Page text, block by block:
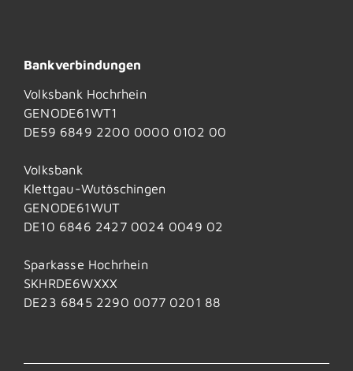
Bankverbindungen
Volksbank Hochrhein
GENODE61WT1
DE59 6849 2200 0000 0102 00
Volksbank
Klettgau-Wutöschingen
GENODE61WUT
DE10 6846 2427 0024 0049 02
Sparkasse Hochrhein
SKHRDE6WXXX
DE23 6845 2290 0077 0201 88